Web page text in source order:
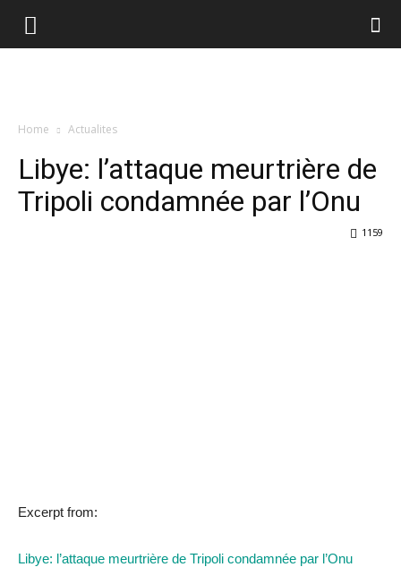
Home Actualites
Libye: l’attaque meurtrière de
Tripoli condamnée par l’Onu
1159
Excerpt from:
Libye: l’attaque meurtrière de Tripoli condamnée par l’Onu